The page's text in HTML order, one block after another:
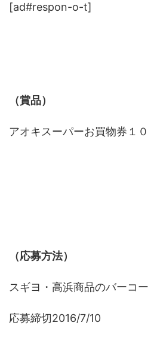
[ad#respon-o-t]
（賞品）
アオキスーパーお買物券１０
（応募方法）
スギヨ・高浜商品のバーコ
応募締切2016/7/10